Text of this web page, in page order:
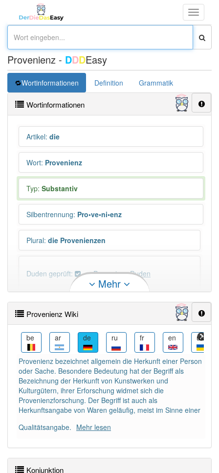
Toggle
Provenienz - DDDEasy
Wortinformationen Definition Grammatik
Wortinformationen
Artikel: die
Wort: Provenienz
Typ: Substantiv
Silbentrennung: Pro•ve•ni•enz
Plural: die Provenienzen
Duden geprüft: Provenienz Duden
PowerIndex:5
Häufigkeit: 4 von 10
Wörter mit Endung-provenienz: 1
Wörter mit Endung -provenienzaber mit einem
anderen Artikeldie : 0
bildungssprachlich
Mehr
Provenienz Wiki
be ar de ru fr en uk
Provenienz bezeichnet allgemein die Herkunft einer Person
oder Sache. Besondere Bedeutung hat der Begriff als
Bezeichnung der Herkunft von Kunstwerken und
Kulturgütern, ihrer Erforschung widmet sich die
Provenienzforschung. Der Begriff ist auch als
Herkunftsangabe von Waren geläufig, meist im Sinne einer
Qualitätsangabe. Mehr lesen
Konjunktion